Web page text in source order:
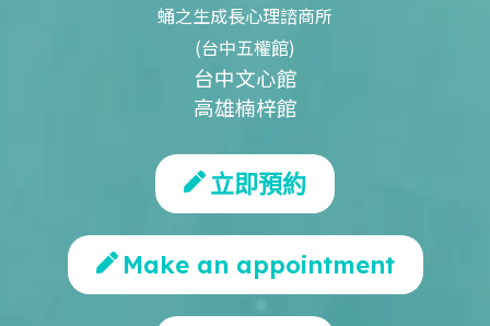
蛹之生成長心理諮商所
(台中五權館)
台中文心館
高雄楠梓館
立即預約
Make an appointment